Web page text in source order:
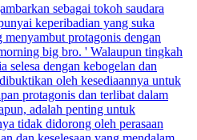
sebagai tokoh saudara
keperibadian yang suka
protagonis dengan
big bro. ' Walaupun tingkah
selesa dengan kebogelan dan
oleh kesediaannya untuk
protagonis dan terlibat dalam
adalah penting untuk
tidak didorong oleh perasaan